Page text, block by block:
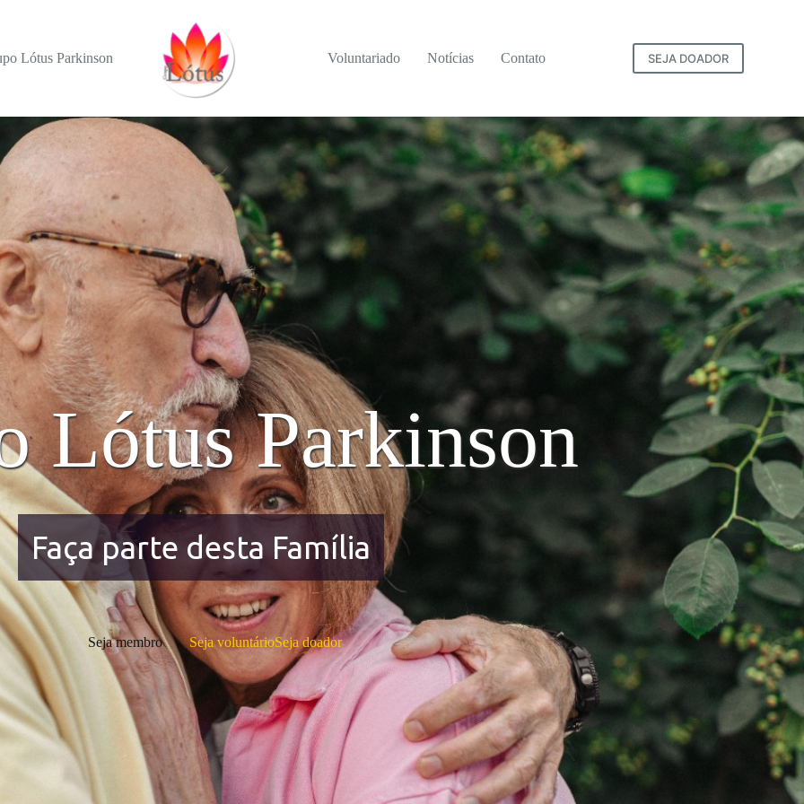
Lótus Parkinson Voluntariado Notícias Contato SEJA DOADOR
Lótus Parkinson
Faça parte desta Família
Seja membro Seja voluntárioSeja doador